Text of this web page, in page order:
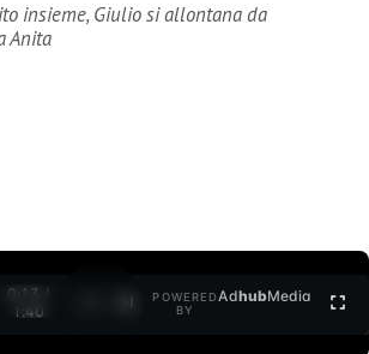
insieme, Giulio si allontana da
Anita
0:15 /
1:40
POWERED
BY
AdhubMedia